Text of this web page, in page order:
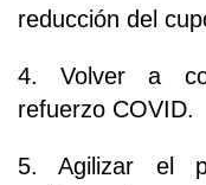
reducción del
4. Volver a
refuerzo COVID.
5. Agilizar el